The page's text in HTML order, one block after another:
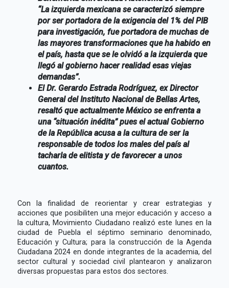
“La izquierda mexicana se caracterizó siempre
por ser portadora de la exigencia del 1% del PIB
para investigación, fue portadora de muchas de
las mayores transformaciones que ha habido en
el país, hasta que se le olvidó a la izquierda que
llegó al gobierno hacer realidad esas viejas
demandas”.
El Dr. Gerardo Estrada Rodríguez, ex Director
General del Instituto Nacional de Bellas Artes,
resaltó que actualmente México se enfrenta a
una “situación inédita” pues el actual Gobierno
de la República acusa a la cultura de ser la
responsable de todos los males del país al
tacharla de elitista y de favorecer a unos
cuantos.
Con la finalidad de reorientar y crear estrategias y
acciones que posibiliten una mejor educación y acceso a
la cultura, Movimiento Ciudadano realizó este lunes en la
ciudad de Puebla el séptimo seminario denominado,
Educación y Cultura; para la construcción de la Agenda
Ciudadana 2024 en donde integrantes de la academia, del
sector cultural y sociedad civil plantearon y analizaron
diversas propuestas para estos dos sectores.